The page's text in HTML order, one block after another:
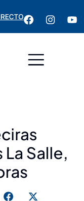
Salle,